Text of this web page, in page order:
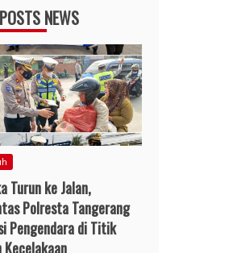
NEWS
Turun ke Jalan,
Polresta Tangerang
Pengendara di Titik
Kecelakaan